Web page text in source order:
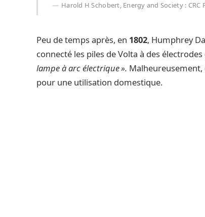
Harold H Schobert, Energy and Society : CRC
Peu de temps après, en 1802, Humphrey
connecté les piles de Volta à des
lampe à arc électrique ». Malheureusement,
pour une utilisation domestique.